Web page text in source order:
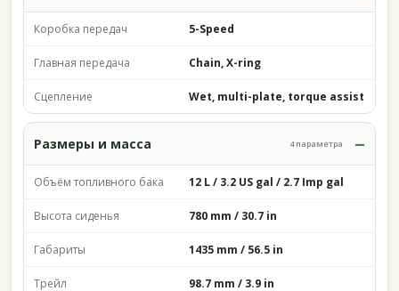
Коробка передач 5-Speed
Главная передача Chain, X-ring
Сцепление Wet, multi-plate, torque assist
Размеры и масса 4 параметра
Объём топливного бака 12 L / 3.2 US gal / 2.7 Imp gal
Высота сиденья 780 mm / 30.7 in
Габариты 1435 mm / 56.5 in
Трейл 98.7 mm / 3.9 in